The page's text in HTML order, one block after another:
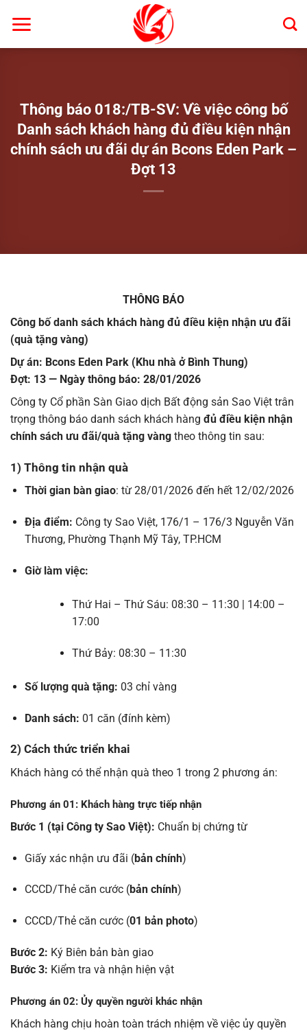
qua
Thông báo 018:/TB-SV: Về việc công bố
Danh sách khách hàng đủ điều kiện nhận
chính sách ưu đãi dự án Bcons Eden Park –
Đợt 13
THÔNG BÁO
Công bố danh sách khách hàng đủ điều kiện nhận ưu đãi
(quà tặng vàng)
Dự án: Bcons Eden Park (Khu nhà ở Bình Thung)
Đợt: 13 — Ngày thông báo: 28/01/2026
Công ty Cổ phần Sàn Giao dịch Bất động sản Sao Việt trân
trọng thông báo danh sách khách hàng đủ điều kiện nhận
chính sách ưu đãi/quà tặng vàng theo thông tin sau:
1) Thông tin nhận quà
Thời gian bàn giao: từ 28/01/2026 đến hết 12/02/2026
Địa điểm: Công ty Sao Việt, 176/1 – 176/3 Nguyễn Văn
Thương, Phường Thạnh Mỹ Tây, TP.HCM
Giờ làm việc:
Thứ Hai – Thứ Sáu: 08:30 – 11:30 | 14:00 –
17:00
Thứ Bảy: 08:30 – 11:30
Số lượng quà tặng: 03 chỉ vàng
Danh sách: 01 căn (đính kèm)
2) Cách thức triển khai
Khách hàng có thể nhận quà theo 1 trong 2 phương án:
Phương án 01: Khách hàng trực tiếp nhận
Bước 1 (tại Công ty Sao Việt): Chuẩn bị chứng từ
Giấy xác nhận ưu đãi (bản chính)
CCCD/Thẻ căn cước (bản chính)
CCCD/Thẻ căn cước (01 bản photo)
Bước 2: Ký Biên bản bàn giao
Bước 3: Kiểm tra và nhận hiện vật
Phương án 02: Ủy quyền người khác nhận
Khách hàng chịu hoàn toàn trách nhiệm về việc ủy quyền